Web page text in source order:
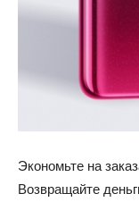
Экономьте на
Возвращайте